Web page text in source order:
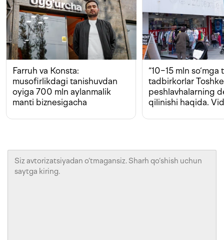
Farruh va Konsta:
musofirlikdagi tanishuvdan
oyiga 700 mln aylanmalik
manti biznesigacha
“10−15 mln so‘mga
tadbirkorlar
peshlavhalarning
qilinishi haqida.